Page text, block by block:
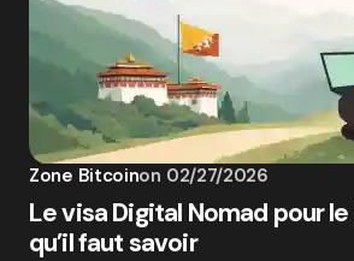
Zone Bitcoinon 02/27/2026
Le visa Digital Nomad pour
qu’il faut savoir